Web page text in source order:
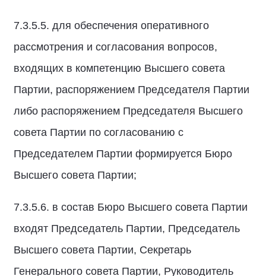
7.3.5.5. для обеспечения оперативного
рассмотрения и согласования вопросов,
входящих в компетенцию Высшего совета
Партии, распоряжением Председателя Партии
либо распоряжением Председателя Высшего
совета Партии по согласованию с
Председателем Партии формируется Бюро
Высшего совета Партии;
7.3.5.6. в состав Бюро Высшего совета Партии
входят Председатель Партии, Председатель
Высшего совета Партии, Секретарь
Генерального совета Партии, Руководитель